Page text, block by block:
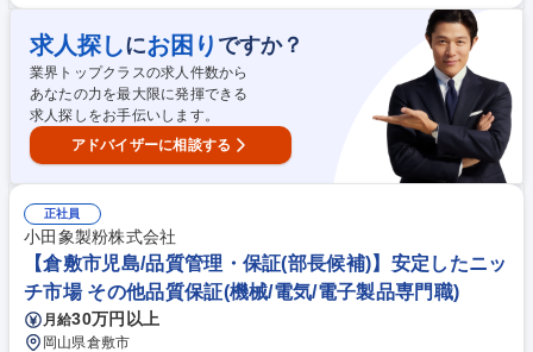
課題のヒアリング・分析企画設計を通じて、技術内容をビジネスの文脈で
分かりやすく説明し、目標達成に向けた円滑なプロジェクト運営 ・高度な
技術実行・技術探索 技術的実行主任として、オンプレミス/クラウド環境
の構築、データ分析、モデル実装（Python/R）といった技術的課題を主体
的に実行。 募集職種 103【ミドルデータサイエンティスト】アジア最大級
のマーケティングリサーチ
求人探しにお困り ですか？
業界トップクラスの求人件数から
あなたの力を最大限に発揮できる
求人探しをお手伝いします。
アドバイザーに相談する
正社員
小田象製粉株式会社
【倉敷市児島/品質管理・保証(部長候補)】安定したニッ
チ市場 その他品質保証(機械/電気/電子製品専門職)
月給30万円以上
岡山県倉敷市